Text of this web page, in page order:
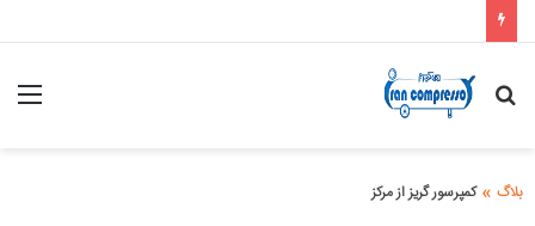
بلاگ » کمپرسور گریز از مرکز